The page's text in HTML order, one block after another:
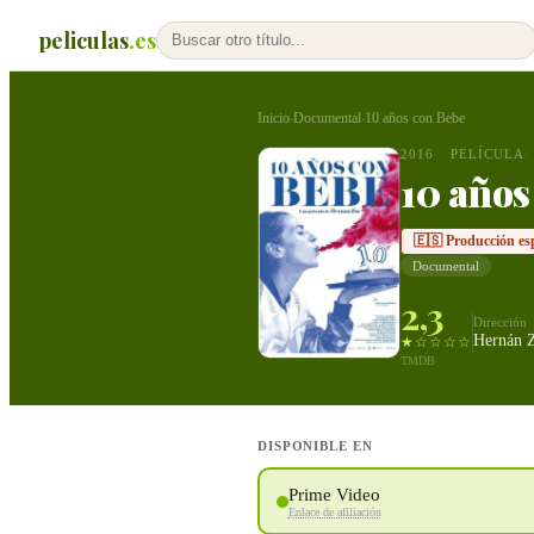
peliculas.es
Inicio›Documental›10 años con Bebe
2016 PELÍCULA
10
🇪🇸 Producción
Documental
2,3
★☆☆☆☆
TMDB
Dirección
Hernán
DISPONIBLE EN
Prime Video
Enlace de afiliación